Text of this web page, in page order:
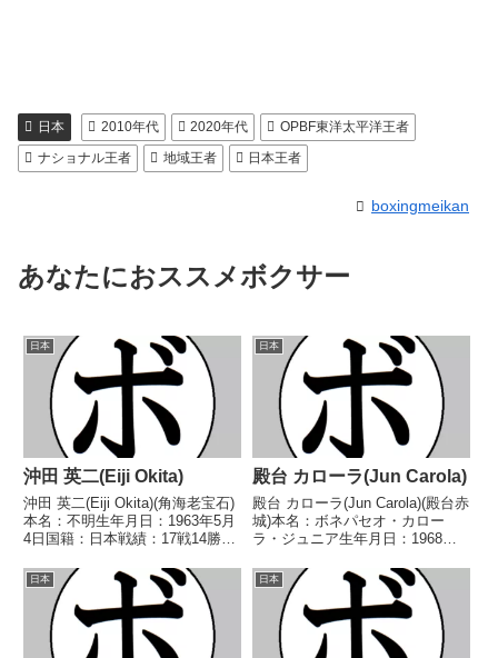
日本 2010年代 2020年代
OPBF東洋太平洋王者
ナショナル王者
地域王者 日本王者
boxingmeikan
あなたにおススメボクサー
日本
沖田 英二(Eiji Okita)
沖田 英二(Eiji Okita)(角海老宝石)
本名：不明生年月日：1963年5月
4日国籍：日本戦績：17戦14勝
1982年度全日本ライト級新人王
【戦歴】1982/09/03 ○4R判定 3-
0(採点不明)...
日本
殿台 カローラ(Jun Carola)
殿台 カローラ(Jun Carola)(殿台赤
城)本名：ボネパセオ・カロー
ラ・ジュニア生年月日：1968年6
(3KO)11敗1分【獲得タイトル】
なし【戦歴】1987/08/22 ●6R判
定 (採点不明) ナル...
日本 日本